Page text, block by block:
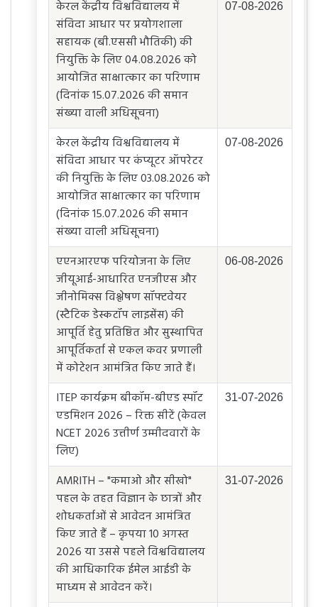
केरल केंद्रीय विश्वविद्यालय में
संविदा आधार पर प्रयोगशाला
सहायक (बी.एससी भौतिकी) की
नियुक्ति के लिए 04.08.2026 को
आयोजित साक्षात्कार का परिणाम
(दिनांक 15.07.2026 की समान
संख्या वाली अधिसूचना)
07-08-2026
केरल केंद्रीय विश्वविद्यालय में
संविदा आधार पर कंप्यूटर ऑपरेटर
की नियुक्ति के लिए 03.08.2026 को
आयोजित साक्षात्कार का परिणाम
(दिनांक 15.07.2026 की समान
संख्या वाली अधिसूचना)
07-08-2026
एएनआरएफ परियोजना के लिए
जीयूआई-आधारित एनजीएस और
जीनोमिक्स विश्लेषण सॉफ्टवेयर
(स्टैटिक डेस्कटॉप लाइसेंस) की
आपूर्ति हेतु प्रतिष्ठित और सुस्थापित
आपूर्तिकर्ता से एकल कवर प्रणाली
में कोटेशन आमंत्रित किए जाते हैं।
06-08-2026
ITEP कार्यक्रम बीकॉम-बीएड स्पॉट
एडमिशन 2026 – रिक्त सीटें (केवल
NCET 2026 उत्तीर्ण उम्मीदवारों के
लिए)
31-07-2026
AMRITH – "कमाओ और सीखो"
पहल के तहत विज्ञान के छात्रों और
शोधकर्ताओं से आवेदन आमंत्रित
किए जाते हैं – कृपया 10 अगस्त
2026 या उससे पहले विश्वविद्यालय
की आधिकारिक ईमेल आईडी के
माध्यम से आवेदन करें।
31-07-2026